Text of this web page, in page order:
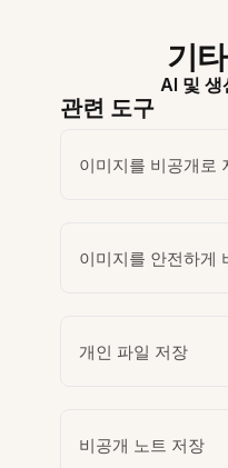
기
AI 및 생
관련 도구
이미지를 비공개로
이미지를 안전하게
개인 파일 저장
비공개 노트 저장